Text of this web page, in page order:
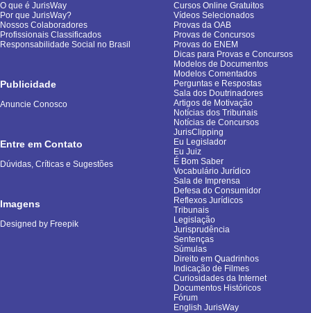
O que é JurisWay
Por que JurisWay?
Nossos Colaboradores
Profissionais Classificados
Responsabilidade Social no Brasil
Publicidade
Anuncie Conosco
Entre em Contato
Dúvidas, Críticas e Sugestões
Imagens
Designed by Freepik
Cursos Online Gratuitos
Vídeos Selecionados
Provas da OAB
Provas de Concursos
Provas do ENEM
Dicas para Provas e Concursos
Modelos de Documentos
Modelos Comentados
Perguntas e Respostas
Sala dos Doutrinadores
Artigos de Motivação
Notícias dos Tribunais
Notícias de Concursos
JurisClipping
Eu Legislador
Eu Juiz
É Bom Saber
Vocabulário Jurídico
Sala de Imprensa
Defesa do Consumidor
Reflexos Jurídicos
Tribunais
Legislação
Jurisprudência
Sentenças
Súmulas
Direito em Quadrinhos
Indicação de Filmes
Curiosidades da Internet
Documentos Históricos
Fórum
English JurisWay